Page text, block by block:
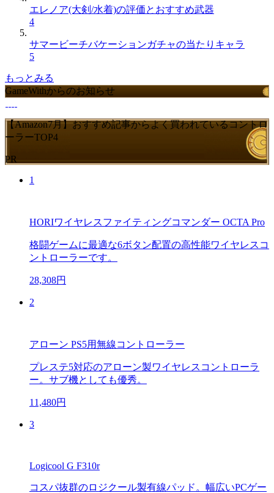
エレノア(大剣/水着)の評価とおすすめ武器
4
サマービーチバケーションガチャの当たりキャラ
5
もっとみる
GameWithからのお知らせ
【Amazon7月】おすすめ記事からよく買われているコントロ
ーラーTOP4
PR
1
HORIワイヤレスファイティングコマンダー OCTA Pro
格闘ゲームに最適な6ボタン配置の高性能ワイヤレスコ
ントローラーです。
28,308円
2
アローン PS5用無線コントローラー
プレステ5対応のアローン製ワイヤレスコントローラ
ー。サブ機としても優秀。
11,480円
3
Logicool G F310r
コスパ抜群のロジクール製有線パッド。幅広いPCゲー